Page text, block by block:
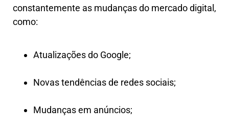
constantemente as mudanças do mercado digital,
como:
Atualizações do Google;
Novas tendências de redes sociais;
Mudanças em anúncios;